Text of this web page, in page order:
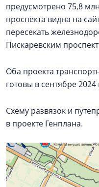
предусмотрено 75,8
проспекта видна на
пересекать
Пискаревским
Оба проекта
готовы в сентябре 2024
Схему развязок и
в проекте Генплана.